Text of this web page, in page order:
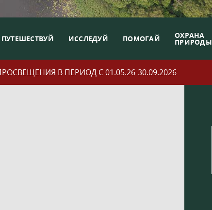
ПУТЕШЕСТВУЙ ИССЛЕДУЙ ПОМОГАЙ ОХРАНА
ПРИРОДЫ
В ПЕРИОД С 01.05.26-30.09.2026